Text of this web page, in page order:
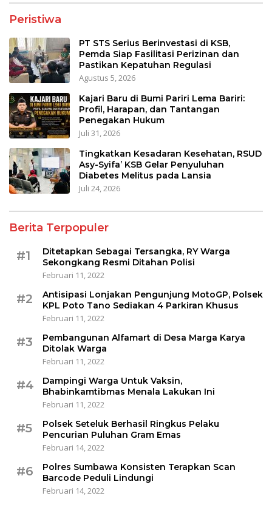
Peristiwa
PT STS Serius Berinvestasi di KSB,
Pemda Siap Fasilitasi Perizinan dan
Pastikan Kepatuhan Regulasi
Agustus 5, 2026
Kajari Baru di Bumi Pariri Lema Bariri:
Profil, Harapan, dan Tantangan
Penegakan Hukum
Juli 31, 2026
Tingkatkan Kesadaran Kesehatan, RSUD
Asy-Syifa’ KSB Gelar Penyuluhan
Diabetes Melitus pada Lansia
Juli 24, 2026
Berita Terpopuler
#1
Ditetapkan Sebagai Tersangka, RY Warga
Sekongkang Resmi Ditahan Polisi
Februari 11, 2022
#2
Antisipasi Lonjakan Pengunjung MotoGP, Polsek
KPL Poto Tano Sediakan 4 Parkiran Khusus
Februari 11, 2022
#3
Pembangunan Alfamart di Desa Marga Karya
Ditolak Warga
Februari 11, 2022
#4
Dampingi Warga Untuk Vaksin,
Bhabinkamtibmas Menala Lakukan Ini
Februari 11, 2022
#5
Polsek Seteluk Berhasil Ringkus Pelaku
Pencurian Puluhan Gram Emas
Februari 14, 2022
#6
Polres Sumbawa Konsisten Terapkan Scan
Barcode Peduli Lindungi
Februari 14, 2022